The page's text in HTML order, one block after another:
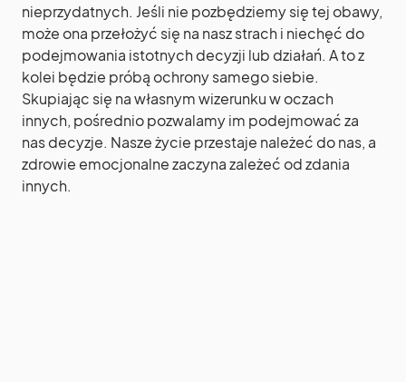
nieprzydatnych. Jeśli nie pozbędziemy się tej obawy,
może ona przełożyć się na nasz strach i niechęć do
podejmowania istotnych decyzji lub działań. A to z
kolei będzie próbą ochrony samego siebie.
Skupiając się na własnym wizerunku w oczach
innych, pośrednio pozwalamy im podejmować za
nas decyzje. Nasze życie przestaje należeć do nas, a
zdrowie emocjonalne zaczyna zależeć od zdania
innych.